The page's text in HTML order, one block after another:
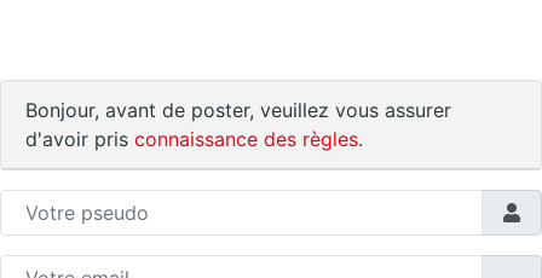
Bonjour, avant de poster, veuillez vous assurer
d'avoir pris connaissance des règles.